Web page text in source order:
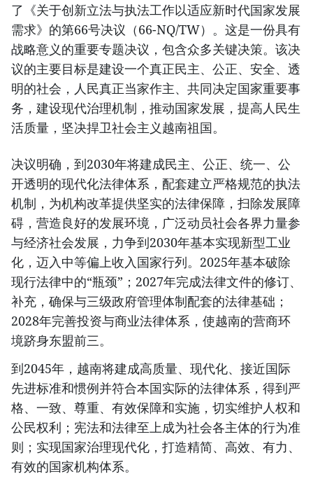
了《关于创新立法与执法工作以适应新时代国家发展
需求》的第66号决议（66-NQ/TW）。这是一份具有
战略意义的重要专题决议，包含众多关键决策。该决
议的主要目标是建设一个真正民主、公正、安全、透
明的社会，人民真正当家作主、共同决定国家重要事
务，建设现代治理机制，推动国家发展，提高人民生
活质量，坚决捍卫社会主义越南祖国。
决议明确，到2030年将建成民主、公正、统一、公
开透明的现代化法律体系，配套建立严格规范的执法
机制，为机构改革提供坚实的法律保障，扫除发展障
碍，营造良好的发展环境，广泛动员社会各界力量参
与经济社会发展，力争到2030年基本实现新型工业
化，迈入中等偏上收入国家行列。2025年基本破除
现行法律中的“瓶颈”；2027年完成法律文件的修订、
补充，确保与三级政府管理体制配套的法律基础；
2028年完善投资与商业法律体系，使越南的营商环
境跻身东盟前三。
到2045年，越南将建成高质量、现代化、接近国际
先进标准和惯例并符合本国实际的法律体系，得到严
格、一致、尊重、有效保障和实施，切实维护人权和
公民权利；宪法和法律至上成为社会各主体的行为准
则；实现国家治理现代化，打造精简、高效、有力、
有效的国家机构体系。